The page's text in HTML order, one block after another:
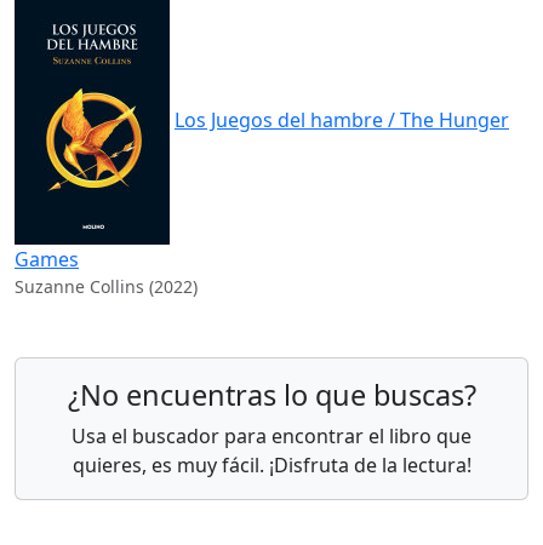
Los Juegos del hambre / The Hunger
Games
Suzanne Collins (2022)
¿No encuentras lo que buscas?
Usa el buscador para encontrar el libro que
quieres, es muy fácil. ¡Disfruta de la lectura!